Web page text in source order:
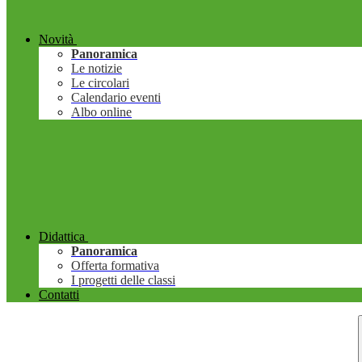
Novità
Panoramica
Le notizie
Le circolari
Calendario eventi
Albo online
Didattica
Panoramica
Offerta formativa
I progetti delle classi
Contatti